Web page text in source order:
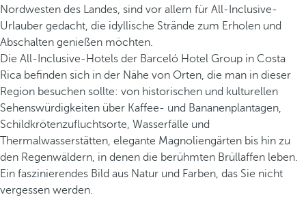
Nordwesten des Landes, sind vor allem für All-Inclusive-
Urlauber gedacht, die idyllische Strände zum Erholen und
Abschalten genießen möchten.
Die All-Inclusive-Hotels der Barceló Hotel Group in Costa
Rica befinden sich in der Nähe von Orten, die man in dieser
Region besuchen sollte: von historischen und kulturellen
Sehenswürdigkeiten über Kaffee- und Bananenplantagen,
Schildkrötenzufluchtsorte, Wasserfälle und
Thermalwasserstätten, elegante Magnoliengärten bis hin zu
den Regenwäldern, in denen die berühmten Brüllaffen leben.
Ein faszinierendes Bild aus Natur und Farben, das Sie nicht
vergessen werden.